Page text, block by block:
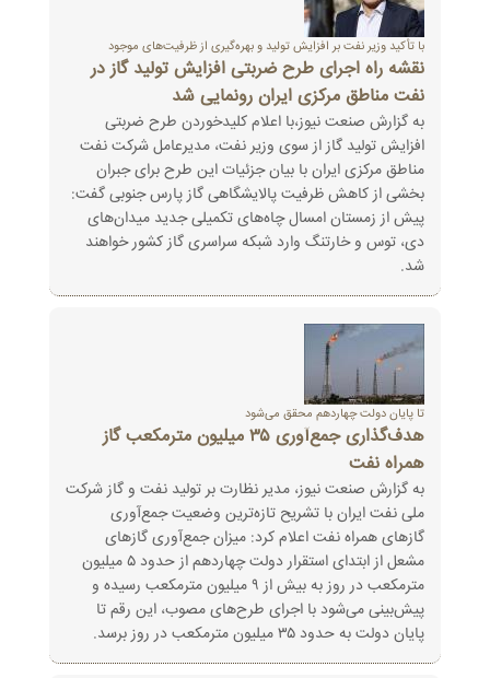
با تأکید وزیر نفت بر افزایش تولید و بهره‌گیری از ظرفیت‌های موجود
نقشه راه اجرای طرح ضربتی افزایش تولید گاز در
نفت مناطق مرکزی ایران رونمایی شد
به گزارش صنعت نیوز،با اعلام کلیدخوردن طرح ضربتی
افزایش تولید گاز از سوی وزیر نفت، مدیرعامل شرکت نفت
مناطق مرکزی ایران با بیان جزئیات این طرح‌ برای جبران
بخشی از کاهش ظرفیت پالایشگاهی گاز پارس جنوبی گفت:
پیش از زمستان امسال چاه‌های تکمیلی جدید میدان‌های
دی، توس و خارتنگ وارد شبکه‌ سراسری گاز کشور خواهند
شد.
تا پایان دولت چهاردهم محقق می‌شود
هدف‌گذاری جمع‌آوری ۳۵ میلیون مترمکعب گاز
همراه نفت
به گزارش صنعت نیوز، مدیر نظارت بر تولید نفت و گاز شرکت
ملی نفت ایران با تشریح تازه‌ترین وضعیت جمع‌آوری
گازهای همراه نفت اعلام کرد: میزان جمع‌آوری گازهای
مشعل از ابتدای استقرار دولت چهاردهم از حدود ۵ میلیون
مترمکعب در روز به بیش از ۹ میلیون مترمکعب رسیده و
پیش‌بینی می‌شود با اجرای طرح‌های مصوب، این رقم تا
پایان دولت به حدود ۳۵ میلیون مترمکعب در روز برسد.